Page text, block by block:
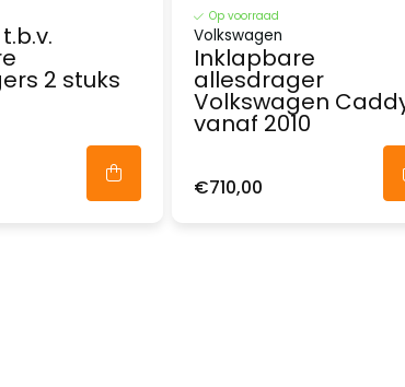
2 stuks
Op voorraad
Volkswagen
Inklapbare
allesdrager
Volkswagen
vanaf 2010
€710,00